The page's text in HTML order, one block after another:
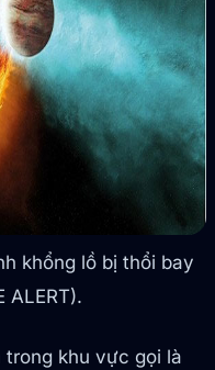
khổng lồ bị thổi bay
ALERT).
khu vực gọi là